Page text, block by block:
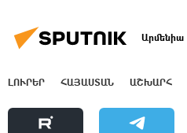
Արմենիա
ԼՈՒՐԵՐ ՀԱՅԱՍՏԱՆ ԱՇԽԱՐՀ